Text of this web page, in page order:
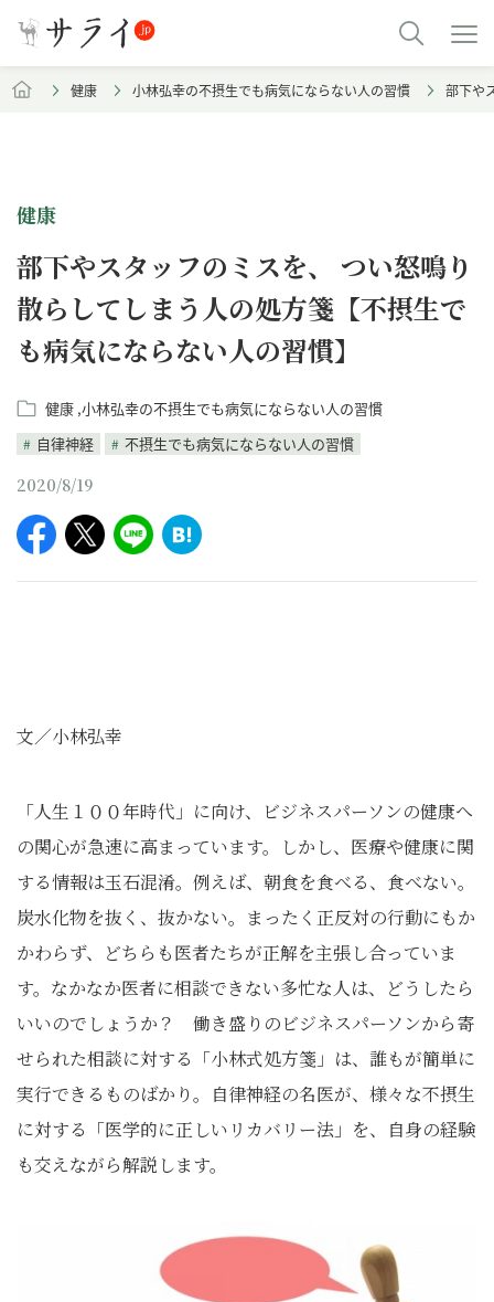
健康 小林弘幸の不摂生でも病気にならない人の習慣 部下や
健康
部下やスタッフのミスを、 つい怒鳴り
散らしてしまう人の処方箋【不摂生で
も病気にならない人の習慣】
健康 小林弘幸の不摂生でも病気にならない人の習慣
自律神経
不摂生でも病気にならない人の習慣
2020/8/19
文／小林弘幸
「人生１００年時代」に向け、ビジネスパーソンの健康へ
の関心が急速に高まっています。しかし、医療や健康に関
する情報は玉石混淆。例えば、朝食を食べる、食べない。
炭水化物を抜く、抜かない。まったく正反対の行動にもか
かわらず、どちらも医者たちが正解を主張し合っていま
す。なかなか医者に相談できない多忙な人は、どうしたら
いいのでしょうか？ 働き盛りのビジネスパーソンから寄
せられた相談に対する「小林式処方箋」は、誰もが簡単に
実行できるものばかり。自律神経の名医が、様々な不摂生
に対する「医学的に正しいリカバリー法」を、自身の経験
も交えながら解説します。